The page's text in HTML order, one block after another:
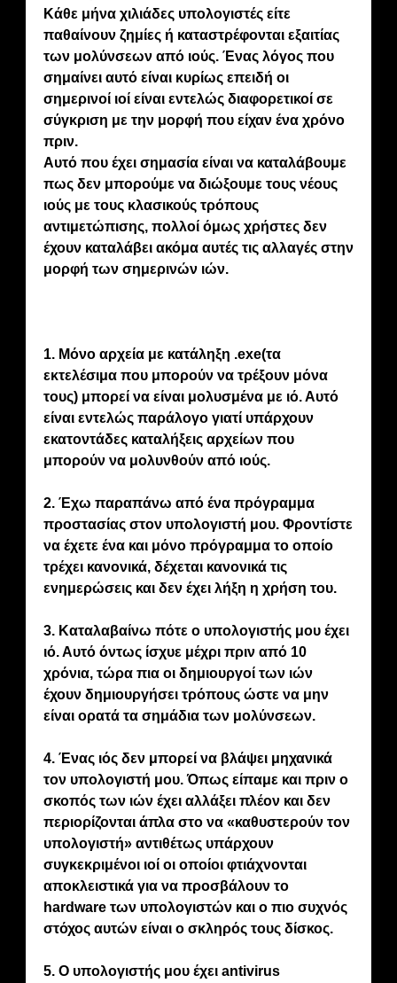
Κάθε μήνα χιλιάδες υπολογιστές είτε
παθαίνουν ζημίες ή καταστρέφονται εξαιτίας
των μολύνσεων από ιούς. Ένας λόγος που
σημαίνει αυτό είναι κυρίως επειδή οι
σημερινοί ιοί είναι εντελώς διαφορετικοί σε
σύγκριση με την μορφή που είχαν ένα χρόνο
πριν.
Αυτό που έχει σημασία είναι να καταλάβουμε
πως δεν μπορούμε να διώξουμε τους νέους
ιούς με τους κλασικούς τρόπους
αντιμετώπισης, πολλοί όμως χρήστες δεν
έχουν καταλάβει ακόμα αυτές τις αλλαγές στην
μορφή των σημερινών ιών.
1. Μόνο αρχεία με κατάληξη .exe(τα
εκτελέσιμα που μπορούν να τρέξουν μόνα
τους) μπορεί να είναι μολυσμένα με ιό. Αυτό
είναι εντελώς παράλογο γιατί υπάρχουν
εκατοντάδες καταλήξεις αρχείων που
μπορούν να μολυνθούν από ιούς.
2. Έχω παραπάνω από ένα πρόγραμμα
προστασίας στον υπολογιστή μου. Φροντίστε
να έχετε ένα και μόνο πρόγραμμα το οποίο
τρέχει κανονικά, δέχεται κανονικά τις
ενημερώσεις και δεν έχει λήξη η χρήση του.
3. Καταλαβαίνω πότε ο υπολογιστής μου έχει
ιό. Αυτό όντως ίσχυε μέχρι πριν από 10
χρόνια, τώρα πια οι δημιουργοί των ιών
έχουν δημιουργήσει τρόπους ώστε να μην
είναι ορατά τα σημάδια των μολύνσεων.
4. Ένας ιός δεν μπορεί να βλάψει μηχανικά
τον υπολογιστή μου. Όπως είπαμε και πριν ο
σκοπός των ιών έχει αλλάξει πλέον και δεν
περιορίζονται άπλα στο να «καθυστερούν τον
υπολογιστή» αντιθέτως υπάρχουν
συγκεκριμένοι ιοί οι οποίοι φτιάχνονται
αποκλειστικά για να προσβάλουν το
hardware των υπολογιστών και ο πιο συχνός
στόχος αυτών είναι ο σκληρός τους δίσκος.
5. Ο υπολογιστής μου έχει antivirus